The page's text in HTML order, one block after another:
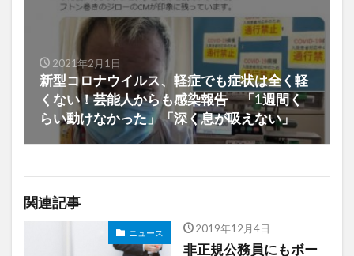
2021年2月1日
新型コロナウイルス、軽症でも症状は全く軽
くない！芸能人からも感染報告 「1週間く
らい動けなかった」「深く息が吸えない」
関連記事
ニュース 2019年12月4日
非正規公務員にもボー